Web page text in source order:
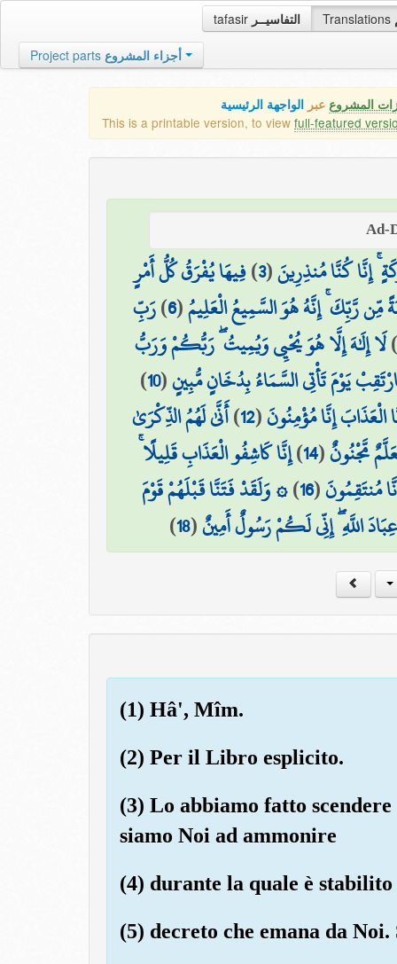
tafasir التفاسيــر Translations
Project parts أجزاء المشروع
المشروع عبر الواجهة الرئيسية
This is a printable version, to view full-featured
إِنَّا كُنَّا مُنذِرِينَ(
3
)فِيهَا يُفْرَقُ كُلُّ أَمْرٍ
مِّن رَّبِّكَ ۚ إِنَّهُ هُوَ السَّمِيعُ الْعَلِيمُ(
6
)رَبِّ
)لَا إِلَٰهَ إِلَّا هُوَ يُحْيِي وَيُمِيتُ ۖ رَبُّكُمْ وَرَبُّ
يَوْمَ تَأْتِي السَّمَاءُ بِدُخَانٍ مُّبِينٍ(
10
)
إِنَّا مُؤْمِنُونَ(
12
)أَنَّىٰ لَهُمُ الذِّكْرَىٰ
مَّجْنُونٌ(
14
)إِنَّا كَاشِفُو الْعَذَابِ قَلِيلًا ۚ
مُنتَقِمُونَ(
16
)۞ وَلَقَدْ فَتَنَّا قَبْلَهُمْ قَوْمَ
اللَّهِ ۖ إِنِّي لَكُمْ رَسُولٌ أَمِينٌ(
18
)
(1) Hâ', Mîm.
(2) Per il Libro esplicito.
(3) Lo abbiamo fatto
siamo Noi ad ammonire 
(4) durante la quale è
(5) decreto che emana da